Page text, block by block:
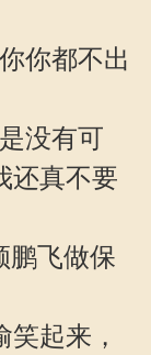
你都不出
没有可
还真不要
鹏飞做保
起来，